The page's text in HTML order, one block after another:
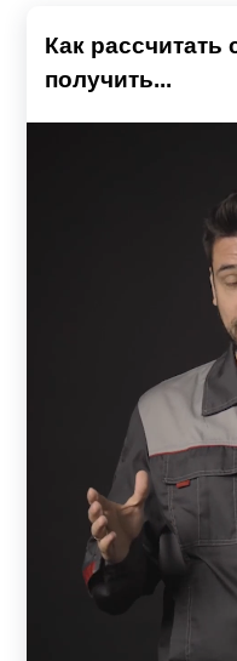
Как рассчитать
получить...